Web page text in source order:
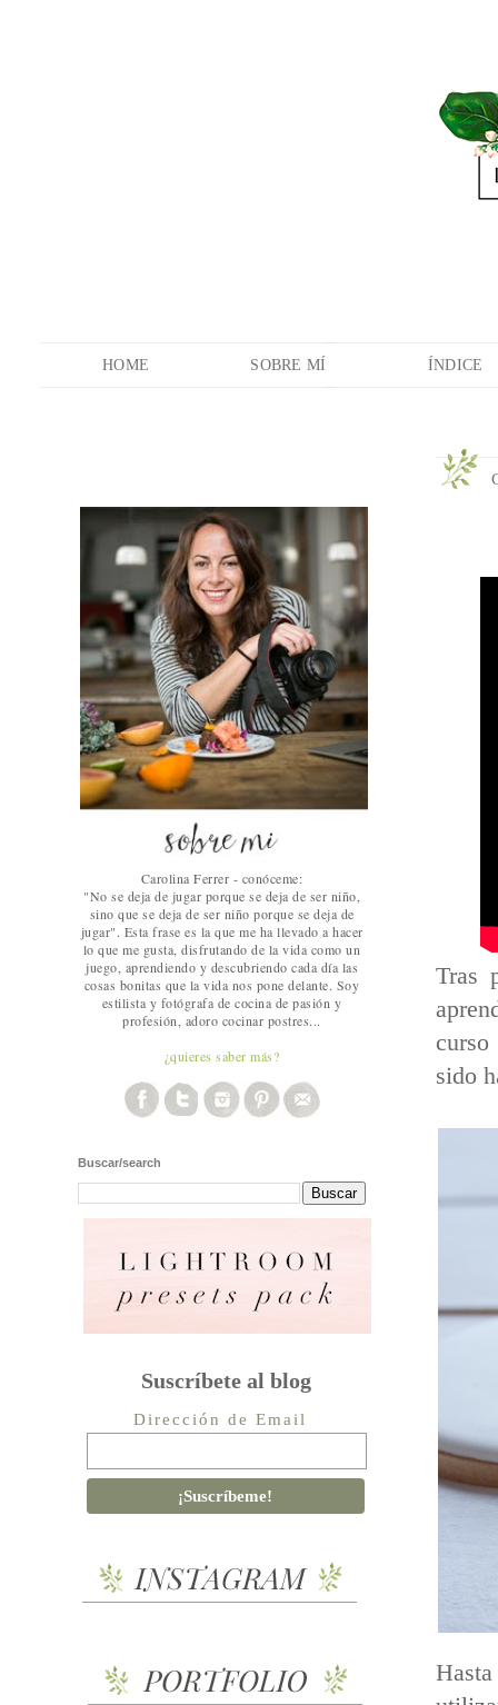
HOME SOBRE MÍ ÍNDICE
Tras
sido
Carolina Ferrer - conóceme:
"No se deja de jugar porque se deja de ser niño,
sino que se deja de ser niño porque se deja de
jugar". Esta frase es la que me ha llevado a hacer
lo que me gusta, disfrutando de la vida como un
juego, aprendiendo y descubriendo cada día las
cosas bonitas que la vida nos pone delante. Soy
estilista y fotógrafa de cocina de pasión y
profesión, adoro cocinar postres...
¿quieres saber más?
Buscar/search
Suscríbete al blog
Dirección de Email